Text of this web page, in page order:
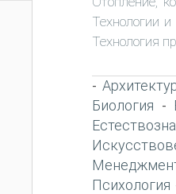
Технологии
Технология
-
Биология -
Психология